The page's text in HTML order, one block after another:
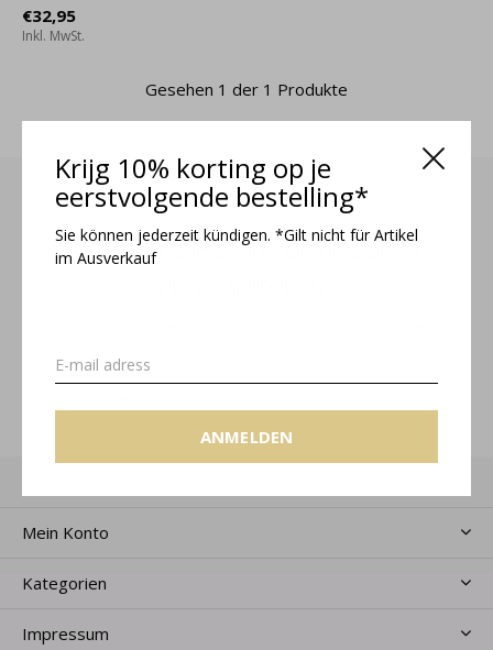
Krijg 10% korting op je
eerstvolgende bestelling*
Sie können jederzeit kündigen. *Gilt nicht für Artikel
im Ausverkauf
ANMELDEN
€32,95
Inkl. MwSt.
Gesehen 1 der 1 Produkte
Melden Sie sich für unseren
Mein Konto
Kategorien
Impressum